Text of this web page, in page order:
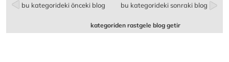
bu kategorideki önceki blog bu kategorideki sonraki blog
kategoriden rastgele blog getir